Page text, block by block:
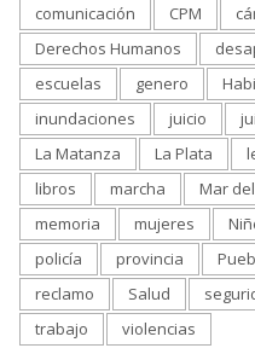
comunicación
CPM
Derechos Humanos
escuelas
genero
inundaciones
juicio
La Matanza
La Plata
libros
marcha Mar
memoria
mujeres
policía
provincia
reclamo
Salud
trabajo
violencias